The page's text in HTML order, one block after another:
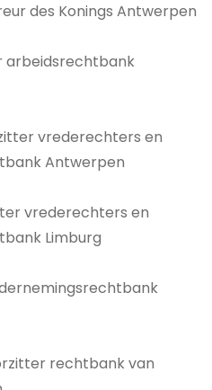
des Konings Antwerpen
arbeidsrechtbank
vrederechters en
Antwerpen
vrederechters en
Limburg
rechtbank van